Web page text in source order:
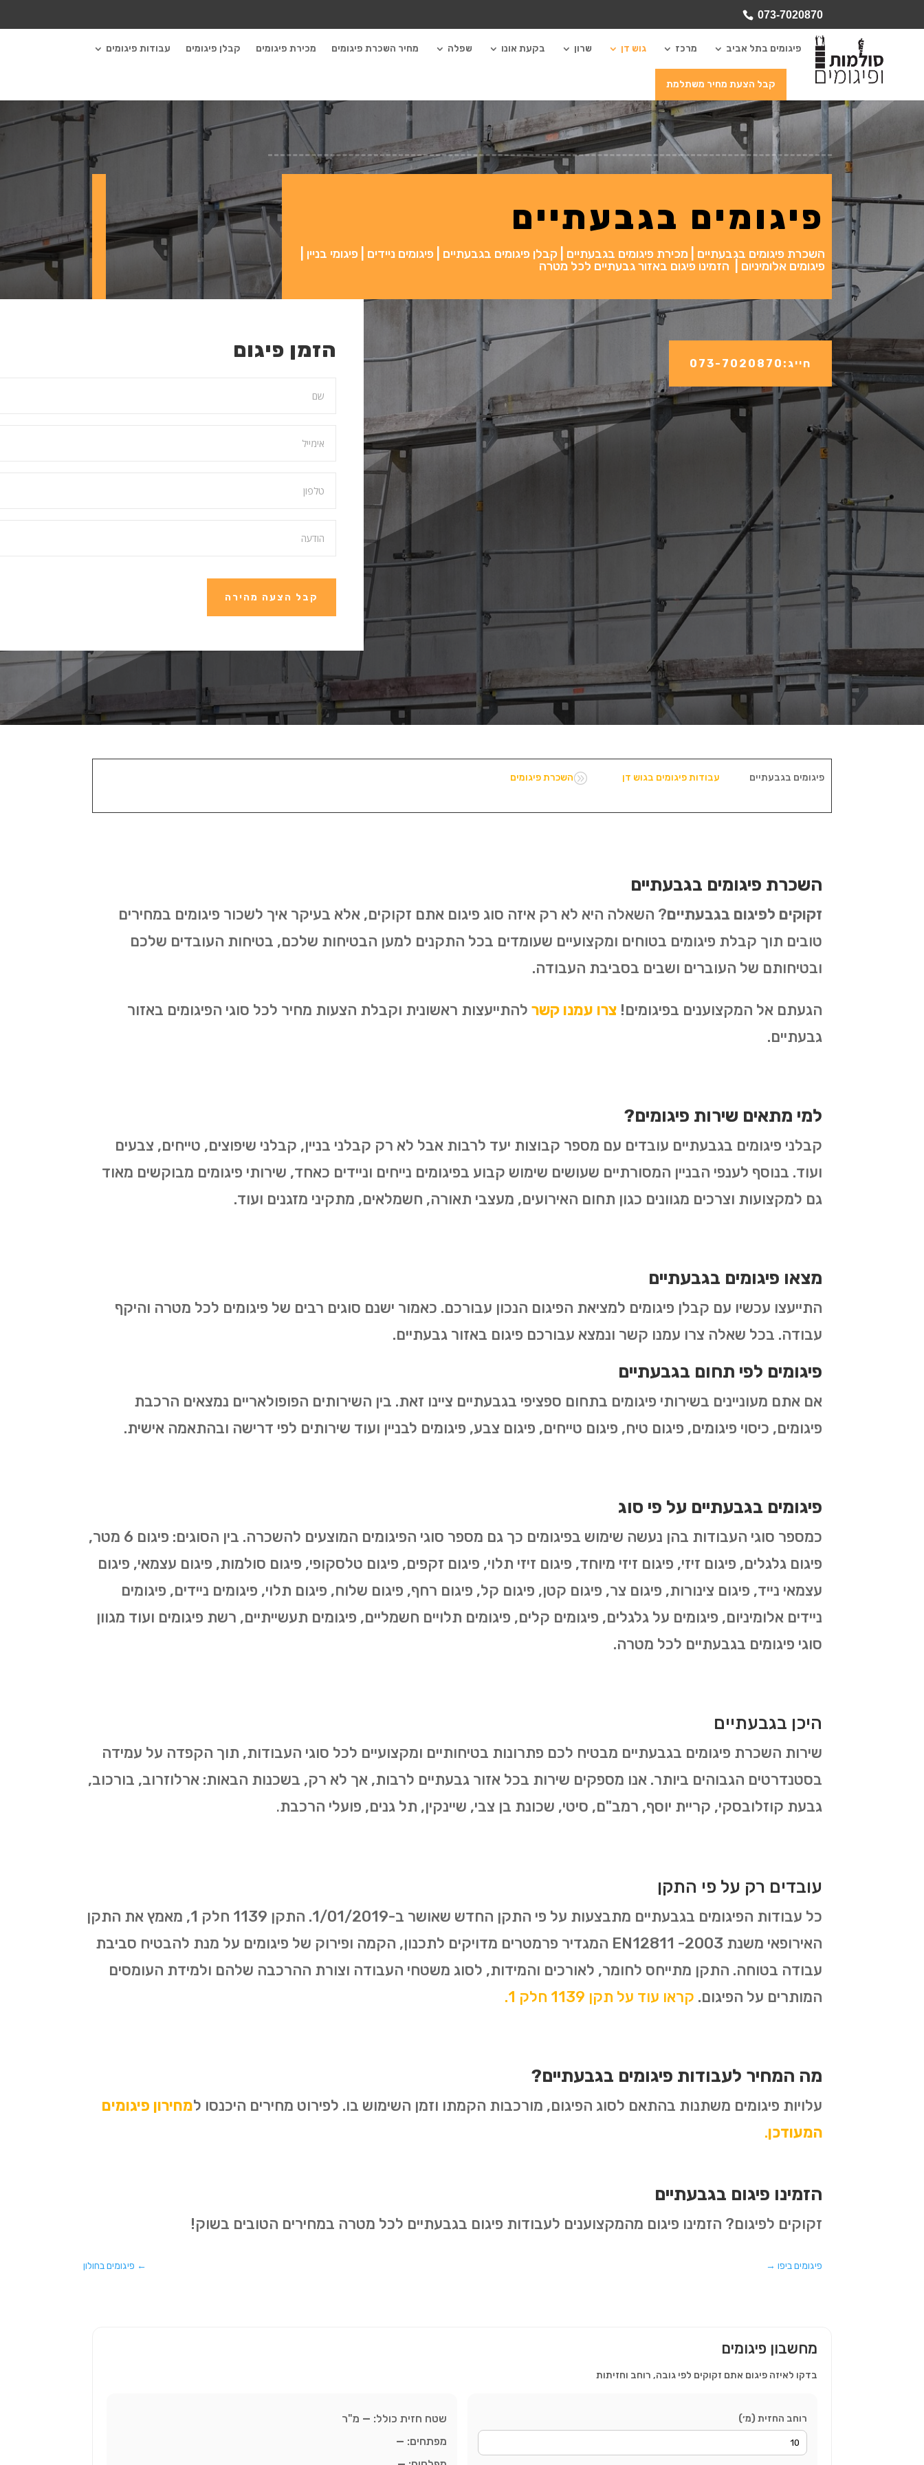
073-7020870
פיגומים בתל אביב מרכז גוש דן שרון בקעת אונו שפלה מחיר השכרת פיגומים מכירת פיגומים קבלן פיגומים עבודות פיגומים
קבל הצעת מחיר משתלמת
פיגומים בגבעתיים
השכרת פיגומים בגבעתיים | מכירת פיגומים בגבעתיים | קבלן פיגומים בגבעתיים | פיגומים ניידים | פיגומי בניין |
פיגומים אלומיניום | הזמינו פיגום באזור גבעתיים לכל מטרה
הזמן פיגום
קבל הצעה מהירה
חייג:073-7020870
Aהשכרת פיגומים עבודות פיגומים בגוש דן פיגומים בגבעתיים
השכרת פיגומים בגבעתיים
זקוקים לפיגום בגבעתיים? השאלה היא לא רק איזה סוג פיגום אתם זקוקים, אלא בעיקר איך לשכור פיגומים במחירים
טובים תוך קבלת פיגומים בטוחים ומקצועיים שעומדים בכל התקנים למען הבטיחות שלכם, בטיחות העובדים שלכם
ובטיחותם של העוברים ושבים בסביבת העבודה.
הגעתם אל המקצוענים בפיגומים! צרו עמנו קשרלהתייעצות ראשונית וקבלת הצעות מחיר לכל סוגי הפיגומים באזור
גבעתיים.
למי מתאים שירות פיגומים?
קבלני פיגומים בגבעתיים עובדים עם מספר קבוצות יעד לרבות אבל לא רק קבלני בניין, קבלני שיפוצים, טייחים, צבעים
ועוד. בנוסף לענפי הבניין המסורתיים שעושים שימוש קבוע בפיגומים נייחים וניידים כאחד, שירותי פיגומים מבוקשים מאוד
גם למקצועות וצרכים מגוונים כגון תחום האירועים, מעצבי תאורה, חשמלאים, מתקיני מזגנים ועוד.
מצאו פיגומים בגבעתיים
התייעצו עכשיו עם קבלן פיגומים למציאת הפיגום הנכון עבורכם. כאמור ישנם סוגים רבים של פיגומים לכל מטרה והיקף
עבודה. בכל שאלה צרו עמנו קשר ונמצא עבורכם פיגום באזור גבעתיים.
פיגומים לפי תחום בגבעתיים
אם אתם מעוניינים בשירותי פיגומים בתחום ספציפי בגבעתיים ציינו זאת. בין השירותים הפופולאריים נמצאים הרכבת
פיגומים, כיסוי פיגומים, פיגום טיח, פיגום טייחים, פיגום צבע, פיגומים לבניין ועוד שירותים לפי דרישה ובהתאמה אישית.
פיגומים בגבעתיים על פי סוג
כמספר סוגי העבודות בהן נעשה שימוש בפיגומים כך גם מספר סוגי הפיגומים המוצעים להשכרה. בין הסוגים: פיגום 6 מטר,
פיגום גלגלים, פיגום זיזי, פיגום זיזי מיוחד, פיגום זיזי תלוי, פיגום זקפים, פיגום טלסקופי, פיגום סולמות, פיגום עצמאי, פיגום
עצמאי נייד, פיגום צינורות, פיגום צר, פיגום קטן, פיגום קל, פיגום רחף, פיגום שלוח, פיגום תלוי, פיגומים ניידים, פיגומים
ניידים אלומיניום, פיגומים על גלגלים, פיגומים קלים, פיגומים תלויים חשמליים, פיגומים תעשייתיים, רשת פיגומים ועוד מגוון
סוגי פיגומים בגבעתיים לכל מטרה.
היכן בגבעתיים
שירות השכרת פיגומים בגבעתיים מבטיח לכם פתרונות בטיחותיים ומקצועיים לכל סוגי העבודות, תוך הקפדה על עמידה
בסטנדרטים הגבוהים ביותר. אנו מספקים שירות בכל אזור גבעתיים לרבות, אך לא רק, בשכנות הבאות: ארלוזרוב, בורכוב,
גבעת קוזלובסקי, קריית יוסף, רמב"ם, סיטי, שכונת בן צבי, שיינקין, תל גנים, פועלי הרכבת.
עובדים רק על פי התקן
כל עבודות הפיגומים בגבעתיים מתבצעות על פי התקן החדש שאושר ב-1/01/2019. התקן 1139 חלק 1, מאמץ את התקן
האירופאי משנת 2003- EN12811 המגדיר פרמטרים מדויקים לתכנון, הקמה ופירוק של פיגומים על מנת להבטיח סביבת
עבודה בטוחה. התקן מתייחס לחומר, לאורכים והמידות, לסוג משטחי העבודה וצורת ההרכבה שלהם ולמידת העומסים
המותרים על הפיגום. קראו עוד על תקן 1139 חלק 1.
מה המחיר לעבודות פיגומים בגבעתיים?
עלויות פיגומים משתנות בהתאם לסוג הפיגום, מורכבות הקמתו וזמן השימוש בו. לפירוט מחירים היכנסו למחירון פיגומים
המעודכן.
הזמינו פיגום בגבעתיים
זקוקים לפיגום? הזמינו פיגום מהמקצוענים לעבודות פיגום בגבעתיים לכל מטרה במחירים הטובים בשוק!
← פיגומים בחולון פיגומים ביפו→
מחשבון פיגומים
בדקו לאיזה פיגום אתם זקוקים לפי גובה, רוחב וחזיתות
רוחב החזית (מ׳) שטח חזית כולל: — מ"ר
מפתחים: —